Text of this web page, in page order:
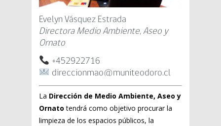
Evelyn Vásquez Estrada
Directora Medio Ambiente, Aseo y
Ornato
+452922716
direccionmao@muniteodoro.cl
La Dirección de Medio Ambiente, Aseo y
Ornato tendrá como objetivo procurar la
limpieza de los espacios públicos, la